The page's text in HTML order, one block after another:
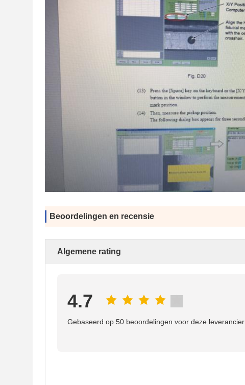
Beoordelingen en recensie
Algemene rating
4.7
Gebaseerd op 50 beoordelingen voor deze leverancier